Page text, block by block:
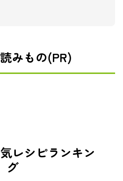
みもの(PR)
レシピランキン
グ